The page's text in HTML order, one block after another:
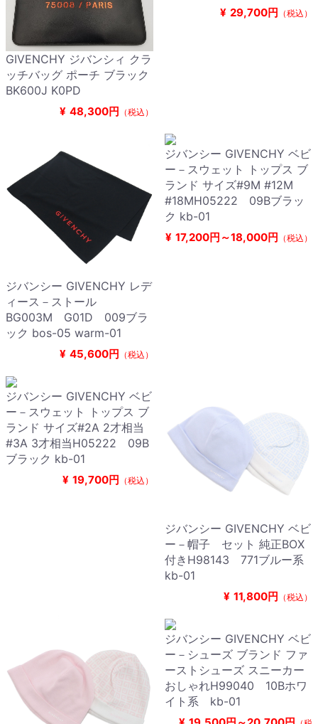
GIVENCHY ジバンシィ クラ
ッチバッグ ポーチ ブラック
BK600J K0PD
¥ 48,300円 （税込）
¥ 29,700円 （税込）
ジバンシー GIVENCHY レデ
ィース－ストール
BG003M G01D 009ブラ
ック bos-05 warm-01
¥ 45,600円 （税込）
ジバンシー GIVENCHY ベビ
ー－スウェット トップス ブ
ランド サイズ#9M #12M
#18MH05222 09Bブラッ
ク kb-01
¥ 17,200円～18,000円 （税込）
ジバンシー GIVENCHY ベビ
ー－スウェット トップス ブ
ランド サイズ#2A 2才相当
#3A 3才相当H05222 09B
ブラック kb-01
¥ 19,700円 （税込）
ジバンシー GIVENCHY ベビ
ー－帽子 セット 純正BOX
付きH98143 771ブルー系
kb-01
¥ 11,800円 （税込）
ジバンシー GIVENCHY ベビ
ー－シューズ ブランド ファ
ーストシューズ スニーカー
おしゃれH99040 10Bホワ
イト系 kb-01